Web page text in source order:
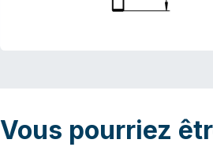
Vous pourriez